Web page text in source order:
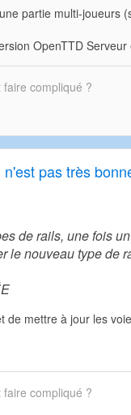
partie multi-joueurs
OpenTTD Serveur
compliqué ?
pas très
de rails, une fois
le nouveau type de
de mettre à jour les
compliqué ?